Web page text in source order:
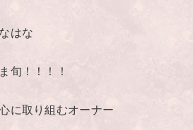
はな
旬！！！！
に取り組むオーナー